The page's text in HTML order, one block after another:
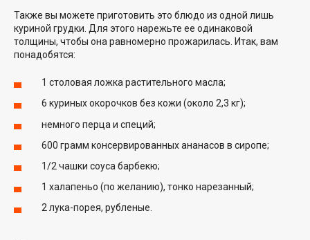
Также вы можете приготовить это блюдо из одной лишь
куриной грудки. Для этого нарежьте ее одинаковой
толщины, чтобы она равномерно прожарилась. Итак, вам
понадобятся:
1 столовая ложка растительного масла;
6 куриных окорочков без кожи (около 2,3 кг);
немного перца и специй;
600 грамм консервированных ананасов в сиропе;
1/2 чашки соуса барбекю;
1 халапеньо (по желанию), тонко нарезанный;
2 лука-порея, рубленые.